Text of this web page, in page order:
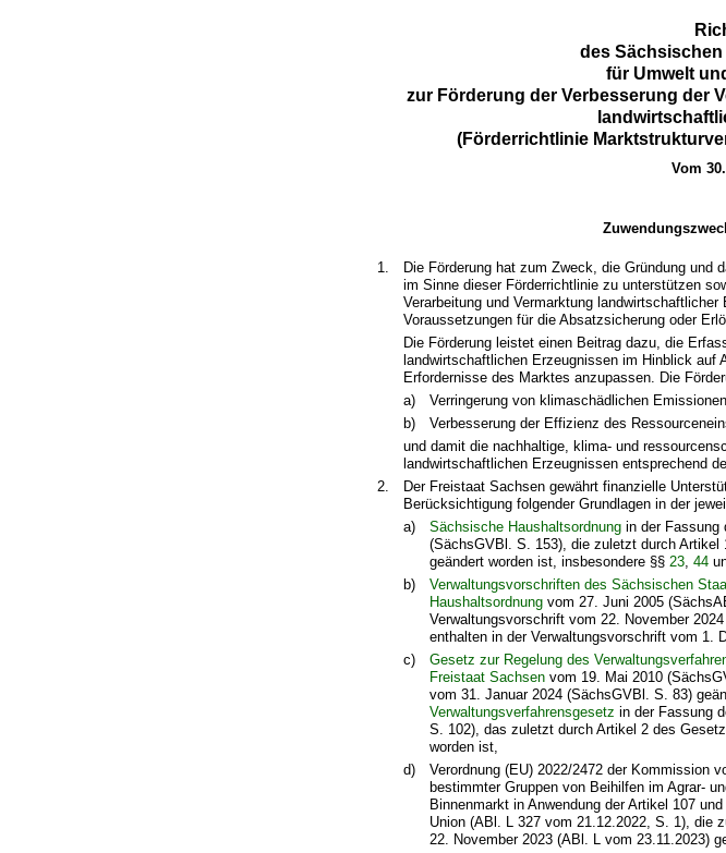
des
für Umwelt
zur Förderung der Verbesserung der
(Förderrichtlinie
Vom
1.
Die Förderung hat zum Zweck, die Gründung und
im Sinne dieser Förderrichtlinie zu unterstützen
Verarbeitung und Vermarktung
Voraussetzungen für die Absatzsicherung oder
Die Förderung leistet einen Beitrag dazu, die
landwirtschaftlichen Erzeugnissen im Hinblick auf
Erfordernisse des Marktes anzupassen. Die
a)
Verringerung von klimaschädlichen
b)
Verbesserung der Effizienz des
und damit die nachhaltige, klima- und
landwirtschaftlichen Erzeugnissen entsprechend
2.
Der Freistaat Sachsen gewährt finanzielle
Berücksichtigung folgender Grundlagen in der
a)
Sächsische Haushaltsordnung in der Fassung
(SächsGVBl. S. 153), die zuletzt durch
geändert worden ist, insbesondere §§23,44
b)
Verwaltungsvorschriften des Sächsischen
Haushaltsordnung vom 27. Juni 2005
Verwaltungsvorschrift vom 22. November
enthalten in der Verwaltungsvorschrift vom 1.
c)
Gesetz zur Regelung des
Freistaat Sachsen vom 19. Mai 2010
vom 31. Januar 2024 (SächsGVBl. S. 83)
Verwaltungsverfahrensgesetz in der Fassung
S. 102), das zuletzt durch Artikel 2 des
worden ist,
d)
Verordnung (EU) 2022/2472 der Kommission
bestimmter Gruppen von Beihilfen im Agrar-
Binnenmarkt in Anwendung der Artikel 107
Union (ABl. L 327 vom 21.12.2022, S. 1), die
22. November 2023 (ABl. L vom 23.11.2023)